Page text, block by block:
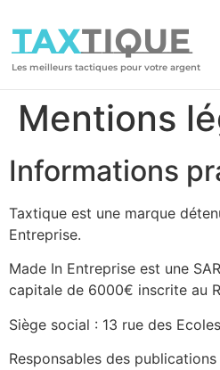
TAXTIQUE
Les meilleurs tactiques pour votre argent
Mentions
Informations
Taxtique est une marque
Entreprise.
Made In Entreprise est une
capitale de 6000€ inscrite au
Siège social : 13 rue des
Responsables des